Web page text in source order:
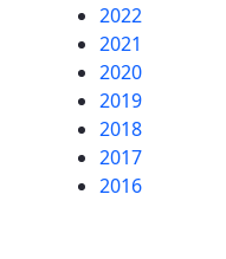
2022
2021
2020
2019
2018
2017
2016